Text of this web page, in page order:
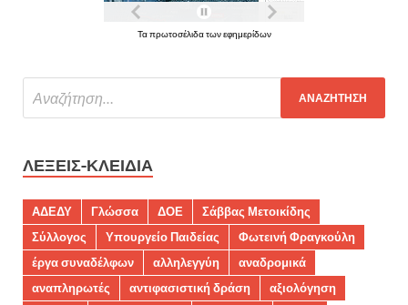
Τα πρωτοσέλιδα των εφημερίδων
ΛΈΞΕΙΣ-ΚΛΕΙΔΙΆ
ΑΔΕΔΥ Γλώσσα ΔΟΕ
Σάββας Μετοικίδης
Σύλλογος
Υπουργείο Παιδείας
Φωτεινή Φραγκούλη
έργα συναδέλφων
αλληλεγγύη
αναδρομικά
αναπληρωτές
αντιφασιστική δράση
αξιολόγηση